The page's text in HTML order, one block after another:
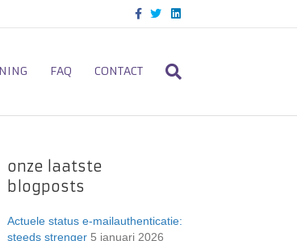
c
o
o
T
i
e
L
n
d
FAQ CONTACT
onze laatste
blogposts
Actuele status e-mailauthenticatie:
steeds strenger 5 januari 2026